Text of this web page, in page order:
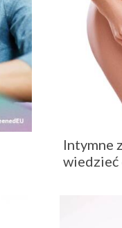
Intymne
wiedzieć